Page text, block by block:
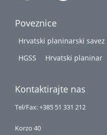
Poveznice
Hrvatski planinarski savez
HGSS
Hrvatski planinar
Kontaktirajte nas
Tel/Fax: +385 51 331 212
Korzo 40